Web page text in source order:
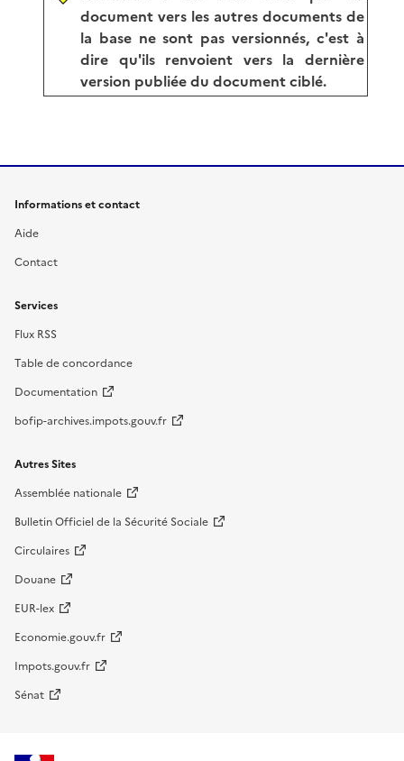
document vers les autres documents de
la base ne sont pas versionnés, c'est à
dire qu'ils renvoient vers la dernière
version publiée du document ciblé.
Informations et contact
Aide
Contact
Services
Flux RSS
Table de concordance
Documentation
bofip-archives.impots.gouv.fr
Autres Sites
Assemblée nationale
Bulletin Officiel de la Sécurité Sociale
Circulaires
Douane
EUR-lex
Economie.gouv.fr
Impots.gouv.fr
Sénat